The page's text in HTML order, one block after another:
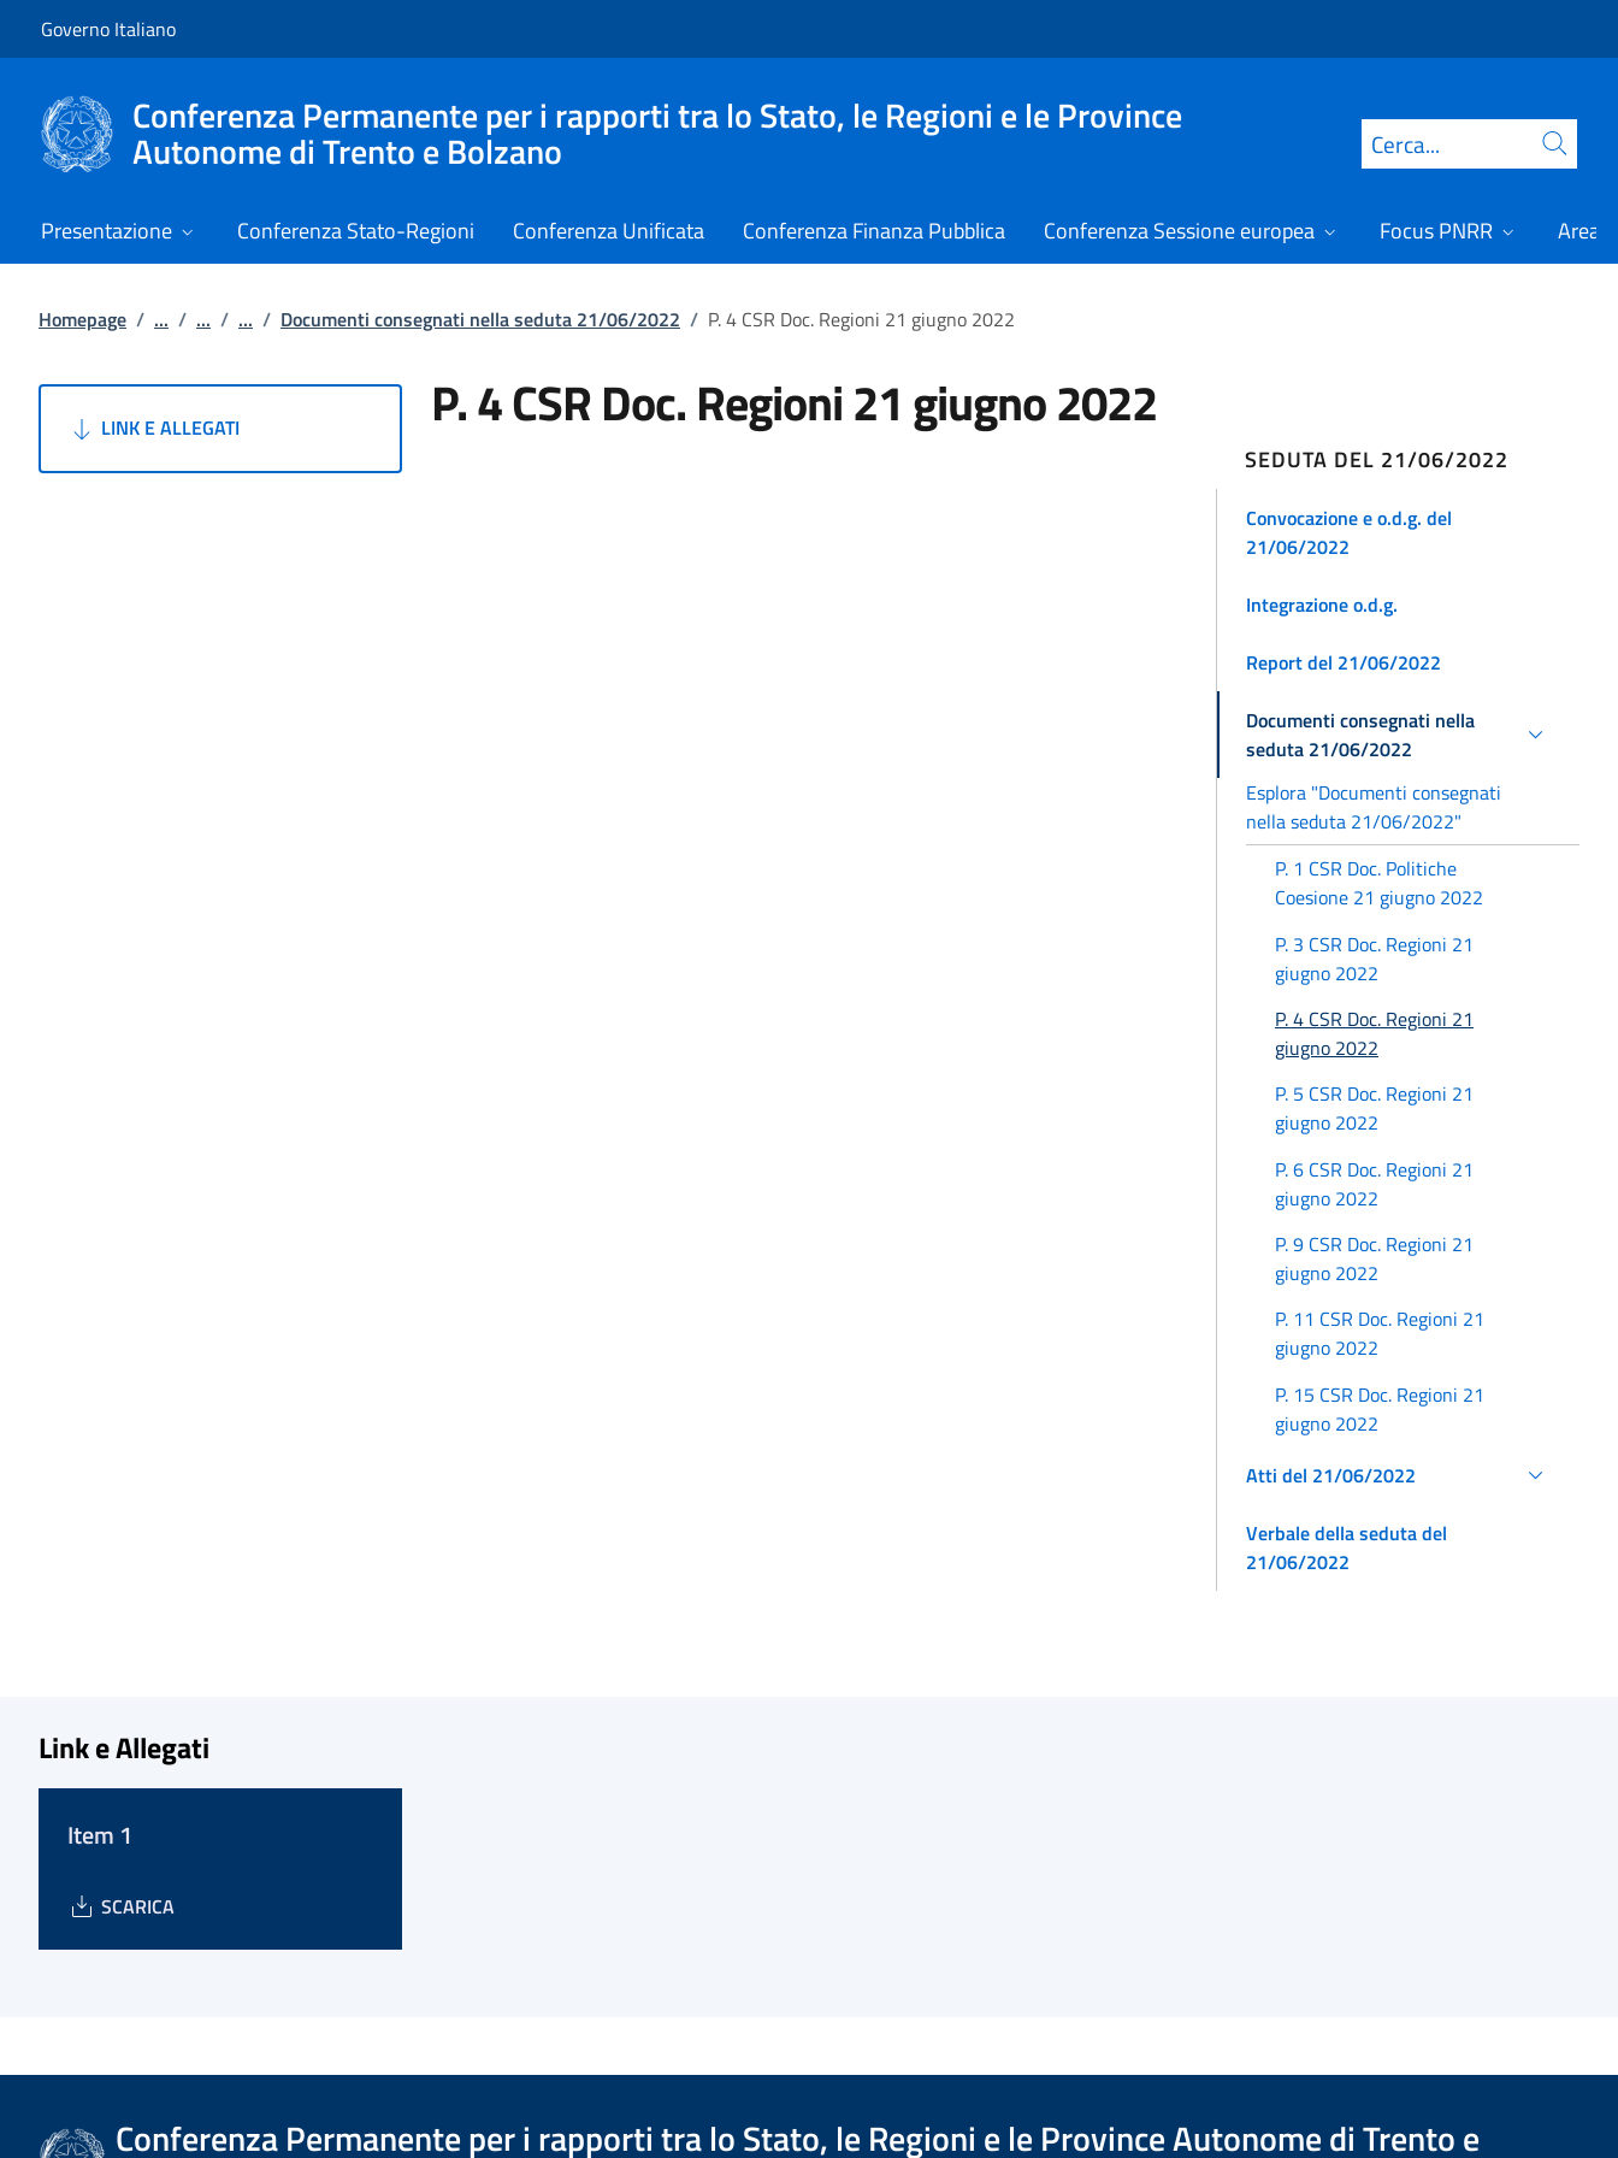
Governo Italiano
Conferenza Permanente per i rapporti tra lo Stato, le Regioni e le Province
Autonome di Trento e Bolzano Cerca
Presentazione Conferenza Stato-Regioni Conferenza Unificata Conferenza Finanza Pubblica Conferenza Sessione europea Focus PNRR Area
Homepage / ... / ... / ... / Documenti consegnati nella seduta 21/06/2022 / P. 4 CSR Doc. Regioni 21 giugno 2022
LINK E ALLEGATI P. 4 CSR Doc. Regioni 21 giugno 2022
SEDUTA DEL 21/06/2022
Convocazione e o.d.g. del
21/06/2022
Integrazione o.d.g.
Report del 21/06/2022
Documenti consegnati nella
seduta 21/06/2022
Esplora "Documenti consegnati
nella seduta 21/06/2022"
P. 1 CSR Doc. Politiche
Coesione 21 giugno 2022
P. 3 CSR Doc. Regioni 21
giugno 2022
P. 4 CSR Doc. Regioni 21
giugno 2022
P. 5 CSR Doc. Regioni 21
giugno 2022
P. 6 CSR Doc. Regioni 21
giugno 2022
P. 9 CSR Doc. Regioni 21
giugno 2022
P. 11 CSR Doc. Regioni 21
giugno 2022
P. 15 CSR Doc. Regioni 21
giugno 2022
Atti del 21/06/2022
Verbale della seduta del
21/06/2022
Link e Allegati
Item 1
SCARICA
Conferenza Permanente per i rapporti tra lo Stato, le Regioni e le Province Autonome di Trento e